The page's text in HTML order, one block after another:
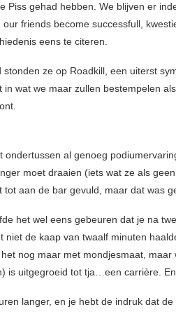
Piss gehad hebben. We blijven er
our friends become successfull,
eens te citeren.
stonden ze op Roadkill, een uiterst
in wat we maar zullen bestempelen
ondertussen al genoeg
moet draaien (iets wat ze als
tot aan de bar gevuld, maar dat was
het wel eens gebeuren dat je na
niet de kaap van twaalf minuten
nog maar met mondjesmaat,
is uitgegroeid tot tja…een carrière.
langer, en je hebt de indruk dat